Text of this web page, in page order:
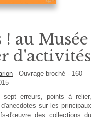
au Musée
d'activités
- Ouvrage broché - 160
erreurs, points à relier,
sur les principaux
d'œuvre des collections du